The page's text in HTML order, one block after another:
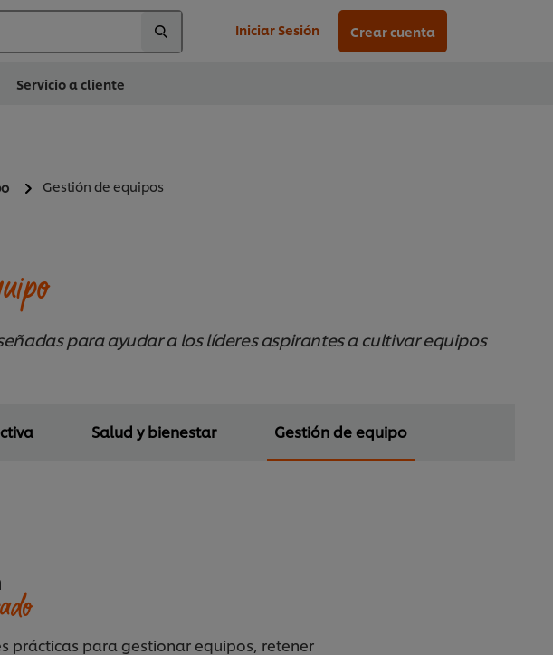
Iniciar Sesión Crear cuenta
Servicio a cliente
Gestión de equipos
para ayudar a los líderes aspirantes a cultivar equipos
Salud y bienestar Gestión de equipo
prácticas para gestionar equipos, retener